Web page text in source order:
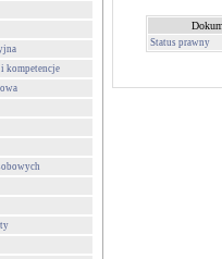
i kompetencje
Status prawny